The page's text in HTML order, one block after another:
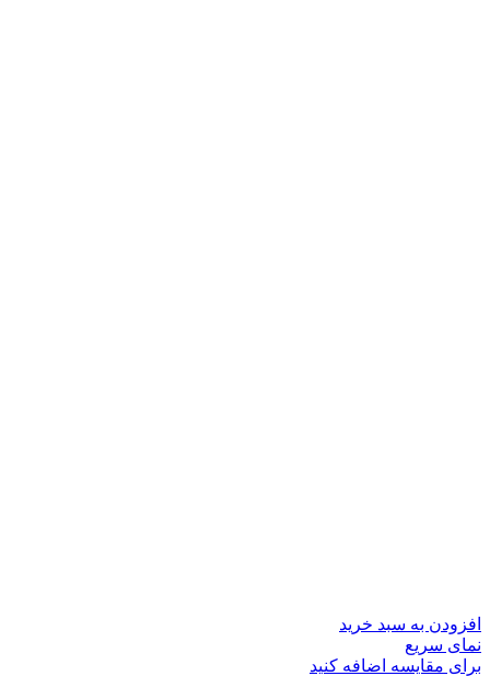
افزودن به سبد خرید
نمای سریع
برای مقایسه اضافه کنید